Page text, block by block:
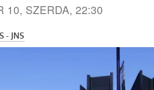
10, SZERDA, 22:30